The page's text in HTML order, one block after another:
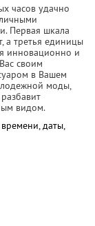
часов удачно
Первая шкала
а третья единицы
инновационно и
своим
в Вашем
моды,
видом.
даты,